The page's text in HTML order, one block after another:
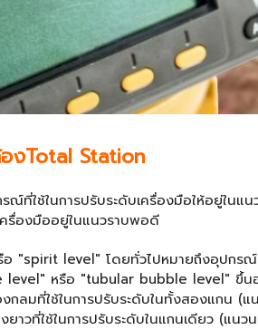
งTotal Station
ณ์ที่ใช้ในการปรับระดับเครื่องมือให้อยู่ใน
รื่องมืออยู่ในแนวราบพอดี
"spirit level" โดยทั่วไปหมายถึงอุปกรณ์
level" หรือ "tubular bubble level" ขึ้น
มที่ใช้ในการปรับระดับในทั้งสองแกน (แ
วที่ใช้ในการปรับระดับในแกนเดียว (แนว